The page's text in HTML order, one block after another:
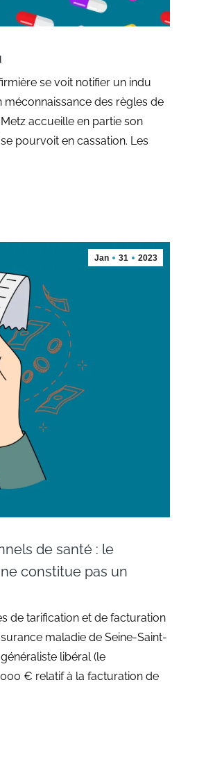
se voit notifier un indu
des règles de
accueille en partie son
pourvoit en cassation. Les
Jan 31 2023
de santé : le
constitue pas un
de tarification et de facturation
maladie de Seine-Saint-
libéral (le
€ relatif à la facturation de